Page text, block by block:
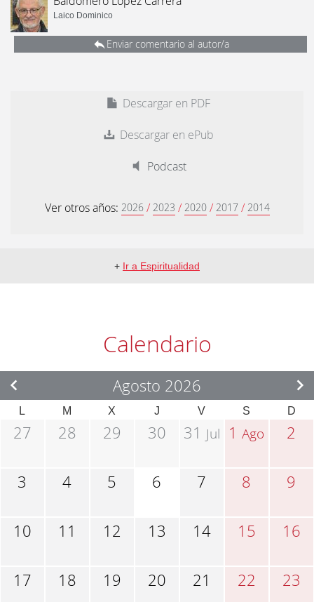
Laico Dominico
Enviar comentario al autor/a
Descargar en PDF
Descargar en ePub
Podcast
Ver otros años: 2026 / 2023 / 2020 / 2017 / 2014
+ Ir a Espiritualidad
Calendario
Agosto 2026
L M X J V S D
27 28 29 30 31 Jul 1Ago 2
3 4 5 6 7 8 9
10 11 12 13 14 15 16
17 18 19 20 21 22 23